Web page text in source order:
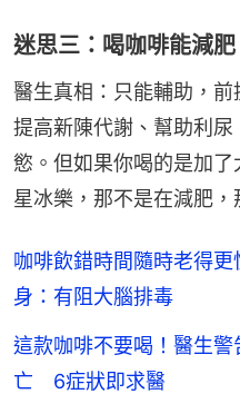
迷思三：喝咖啡能減
醫生真相：只能輔助，
提高新陳代謝、幫助利
慾。但如果你喝的是加
星冰樂，那不是在減肥，
咖啡飲錯時間隨時老得
身：有阻大腦排毒
這款咖啡不要喝！醫生
亡 6症狀即求醫